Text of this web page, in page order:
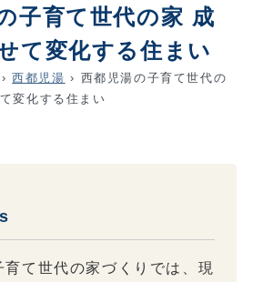
子育て世代の家 成
て変化する住まい
› 西都児湯 › 西都児湯の子育て世代の
変化する住まい
育て世代の家づくりでは、現